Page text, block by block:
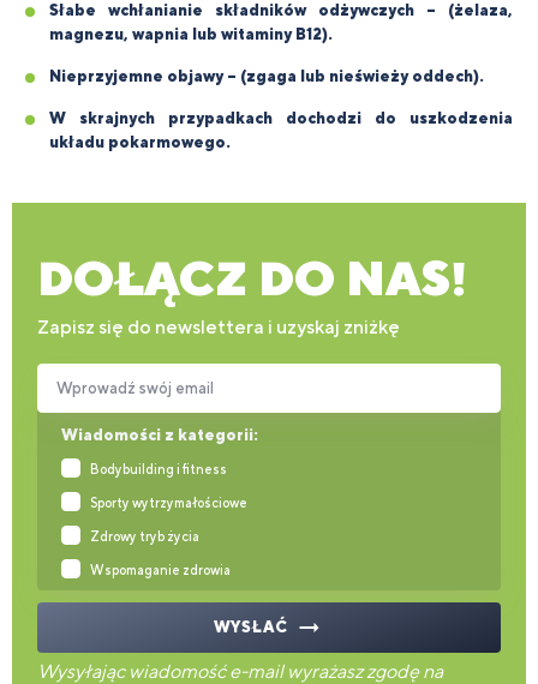
Słabe wchłanianie składników odżywczych – (żelaza,
magnezu, wapnia lub witaminy B12).
Nieprzyjemne objawy – (zgaga lub nieświeży oddech).
W skrajnych przypadkach dochodzi do uszkodzenia
układu pokarmowego.
DOŁĄCZ DO NAS!
Zapisz się do newslettera i uzyskaj zniżkę
Wiadomości z kategorii:
Bodybuilding i fitness
Sporty wytrzymałościowe
Zdrowy tryb życia
Wspomaganie zdrowia
Wprowadź swój email
WYSŁAĆ
Wysyłając wiadomość e-mail wyrażasz zgodę na